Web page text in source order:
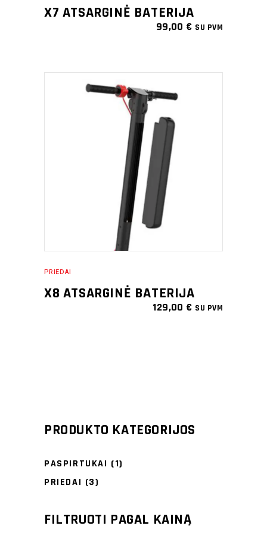
X7 ATSARGINĖ BATERIJA
99,00 € SU PVM
PRIDĖTI Į KREPŠELĮ
PRIEDAI
X8 ATSARGINĖ BATERIJA
129,00 € SU PVM
PRODUKTO KATEGORIJOS
PASPIRTUKAI (1)
PRIEDAI (3)
FILTRUOTI PAGAL KAINĄ